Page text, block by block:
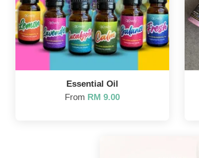
Essential Oil
From RM 9.00